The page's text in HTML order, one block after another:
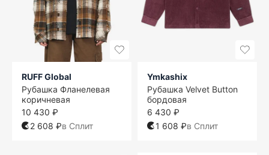
RUFF Global
Рубашка Фланелевая
коричневая
10 430 ₽
2 608 ₽в Сплит
Ymkashix
Рубашка Velvet Button
бордовая
6 430 ₽
1 608 ₽в Сплит